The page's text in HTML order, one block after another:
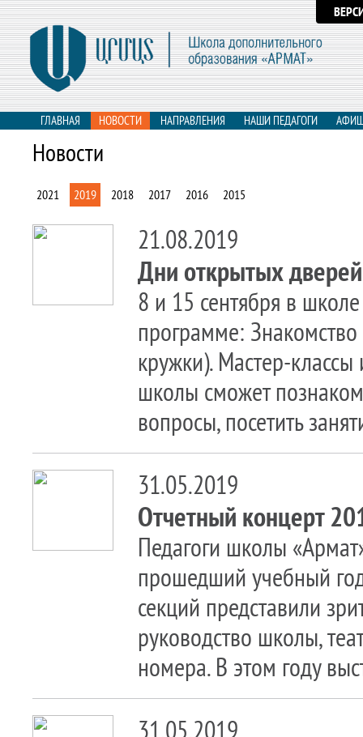
ГЛАВНАЯ НОВОСТИ НАПРАВЛЕНИЯ НАШИ ПЕДАГОГИ
Новости
2021 2019 2018 2017 2016 2015
21.08.2019
Дни открытых дверей
8 и 15 сентября в
программе:
кружки). Мастер-
школы сможет
вопросы, посетить
31.05.2019
Отчетный концерт
Педагоги школы
прошедший учебный
секций представили
руководство школы,
номера. В этом году
31.05.2019